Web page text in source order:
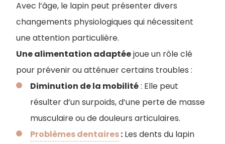
Avec l’âge, le lapin peut présenter divers
changements physiologiques qui nécessitent
une attention particulière.
Une alimentation adaptéejoue un rôle clé
pour prévenir ou atténuer certains troubles :
Diminution de la mobilité: Elle peut
résulter d’un surpoids, d’une perte de masse
musculaire ou de douleurs articulaires.
Problèmes dentaires: Les dents du lapin